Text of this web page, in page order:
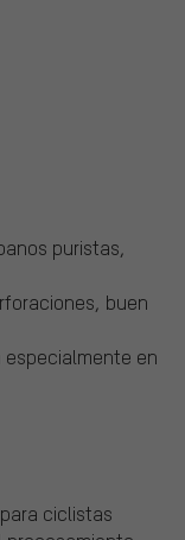
puristas,
buen
especialmente en
ciclistas